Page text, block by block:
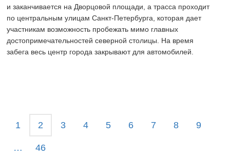
и заканчивается на Дворцовой площади, а трасса проходит
по центральным улицам Санкт-Петербурга, которая дает
участникам возможность пробежать мимо главных
достопримечательностей северной столицы. На время
забега весь центр города закрывают для автомобилей.
1 2 3 4 5 6 7 8 9
… 46